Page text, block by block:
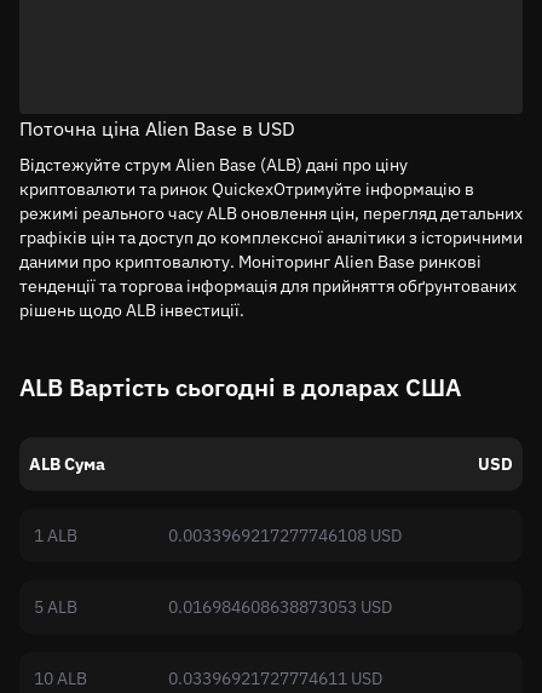
Поточна ціна Alien Base в USD
Відстежуйте струм Alien Base (ALB) дані про ціну
криптовалюти та ринок QuickexОтримуйте інформацію в
режимі реального часу ALB оновлення цін, перегляд детальних
графіків цін та доступ до комплексної аналітики з історичними
даними про криптовалюту. Моніторинг Alien Base ринкові
тенденції та торгова інформація для прийняття обґрунтованих
рішень щодо ALB інвестиції.
ALB Вартість сьогодні в доларах США
ALB Сума USD
1 ALB 0.0033969217277746108 USD
5 ALB 0.016984608638873053 USD
10 ALB 0.03396921727774611 USD